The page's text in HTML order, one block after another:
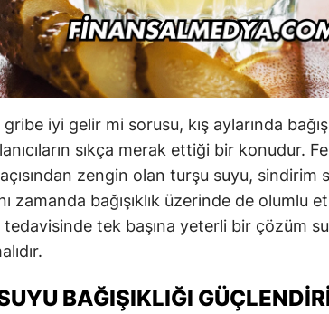
iyi gelir mi sorusu, kış aylarında
sıkça merak ettiği bir konudur.
zengin olan turşu suyu, sindirim
zamanda bağışıklık üzerinde de olumlu
tek başına yeterli bir çözüm
BAĞIŞIKLIĞI